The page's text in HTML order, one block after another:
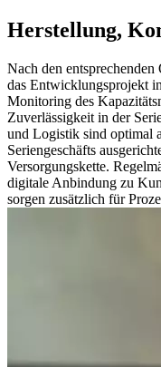
Herstellung,
Nach den
das Entwicklungsprojekt
Monitoring des
Zuverlässigkeit in der
und Logistik sind optimal
Seriengeschäfts
Versorgungskette.
digitale Anbindung zu
sorgen zusätzlich für